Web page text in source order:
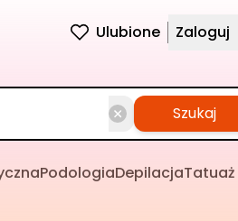
Ulubione Zaloguj
Szukaj
PodologiaDepilacjaTatuaż